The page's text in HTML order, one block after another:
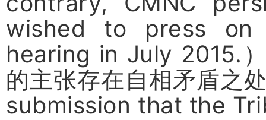
wished to press on
hearing in July 2015.
的主张存在自相矛盾之
submission that the